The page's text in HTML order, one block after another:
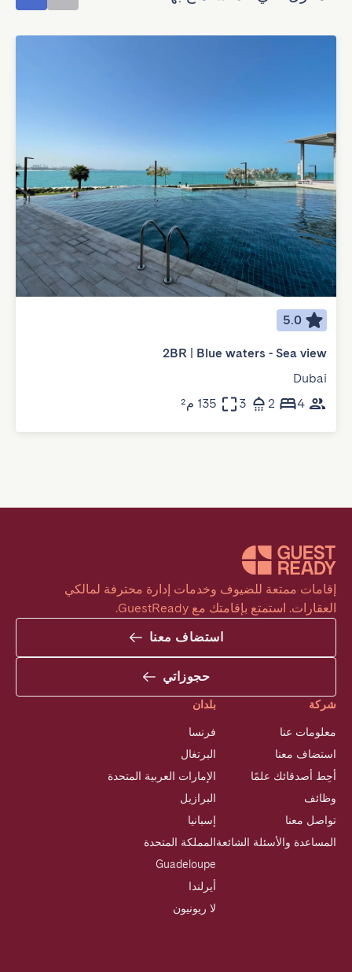
5.0
2BR | Blue waters - Sea view
Dubai
4
2
3 135 م²
العقارات. استمتع بإقامتك مع GuestReady.
استضاف معنا
حجوزاتي
شركة
معلومات عنا
استضاف معنا
أحِط أصدقائك علمًا
وظائف
تواصل معنا
المساعدة والأسئلة الشائعة
بلدان
فرنسا
البرتغال
الإمارات العربية المتحدة
البرازيل
إسبانيا
المملكة المتحدة
Guadeloupe
أيرلندا
لا ريونيون